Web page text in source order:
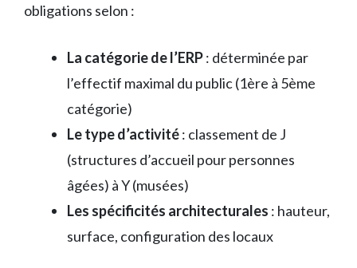
obligations selon :
La catégorie de l’ERP: déterminée par
l’effectif maximal du public (1ère à 5ème
catégorie)
Le type d’activité: classement de J
(structures d’accueil pour personnes
âgées) à Y (musées)
Les spécificités architecturales : hauteur,
surface, configuration des locaux